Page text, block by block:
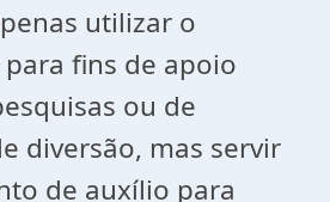
utilizar o
fins de apoio
ou de
diversão, mas servir
de auxílio para